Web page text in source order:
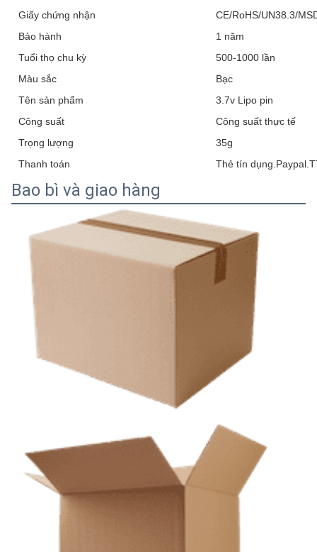
Giấy chứng nhận
CE/RoHS/UN38.3/
Bảo hành
1 năm
Tuổi thọ chu kỳ
500-1000 lần
Màu sắc
Bạc
Tên sản phẩm
3.7v Lipo pin
Công suất
Công suất thực tế
Trọng lượng
35g
Thanh toán
Thẻ tín
Bao bì và giao hàng